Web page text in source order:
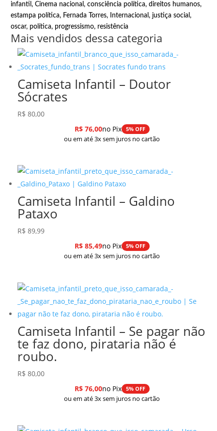
infantil,Cinema nacional,consciência política,direitos humanos,
estampa política, Fernada Torres, Internacional,justiça social,
oscar, política, progressismo, resistência
Mais vendidos dessa categoria
Camiseta Infantil – Doutor
Sócrates
R$ 80,00
R$76,00no Pix 5% OFF
ou em até 3x sem juros no cartão
Camiseta Infantil – Galdino
Pataxo
R$ 89,99
R$85,49no Pix 5% OFF
ou em até 3x sem juros no cartão
Camiseta Infantil – Se pagar não
te faz dono, pirataria não é
roubo.
R$ 80,00
R$76,00no Pix 5% OFF
ou em até 3x sem juros no cartão